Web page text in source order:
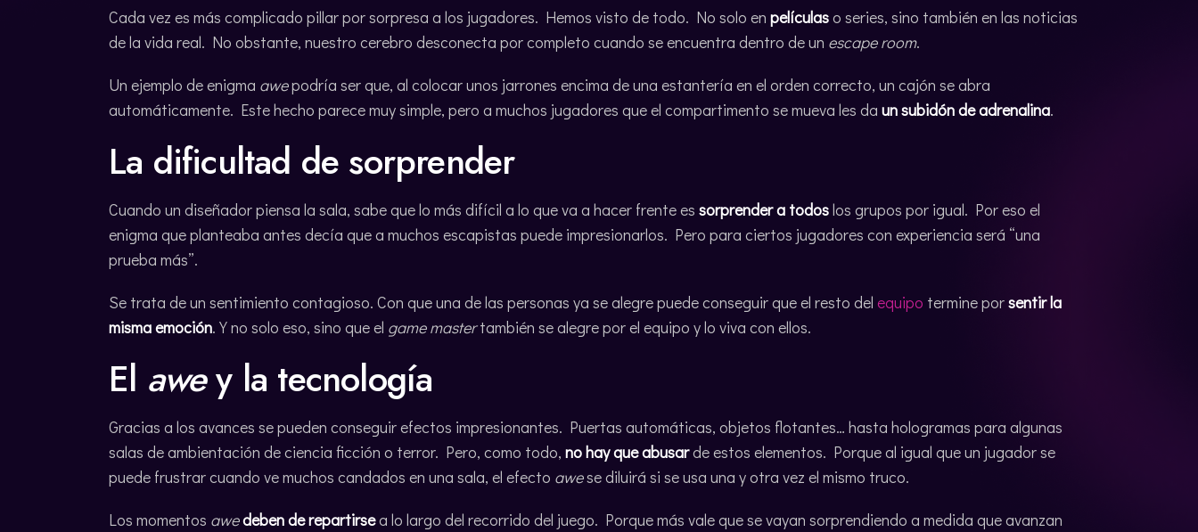
Cada vez es más complicado pillar por sorpresa a los jugadores. Hemos visto de todo. No solo en películaso series, sino también en las noticias
de la vida real. No obstante, nuestro cerebro desconecta por completo cuando se encuentra dentro de un escape room.
Un ejemplo de enigma awepodría ser que, al colocar unos jarrones encima de una estantería en el orden correcto, un cajón se abra
automáticamente. Este hecho parece muy simple, pero a muchos jugadores que el compartimento se mueva les da un subidón de adrenalina.
La dificultad de sorprender
Cuando un diseñador piensa la sala, sabe que lo más difícil a lo que va a hacer frente es sorprender a todoslos grupos por igual. Por eso el
enigma que planteaba antes decía que a muchos escapistas puede impresionarlos. Pero para ciertos jugadores con experiencia será “una
prueba más”.
Se trata de un sentimiento contagioso. Con que una de las personas ya se alegre puede conseguir que el resto del equipo termine porsentir la
misma emoción. Y no solo eso, sino que el game mastertambién se alegre por el equipo y lo viva con ellos.
El awey la tecnología
Gracias a los avances se pueden conseguir efectos impresionantes. Puertas automáticas, objetos flotantes… hasta hologramas para algunas
salas de ambientación de ciencia ficción o terror. Pero, como todo, no hay que abusarde estos elementos. Porque al igual que un jugador se
puede frustrar cuando ve muchos candados en una sala, el efecto awese diluirá si se usa una y otra vez el mismo truco.
Los momentos awedeben de repartirsea lo largo del recorrido del juego. Porque más vale que se vayan sorprendiendo a medida que avanzan